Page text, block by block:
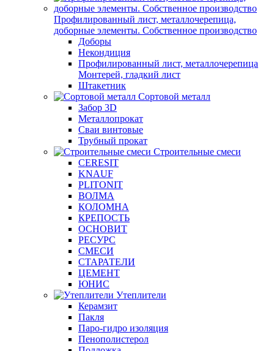
Профилированный лист, металлочерепица,
доборные элементы. Собственное производство
Доборы
Некондиция
Профилированный лист, металлочерепица
Монтерей, гладкий лист
Штакетник
Сортовой металл
Забор 3D
Металлопрокат
Сваи винтовые
Трубный прокат
Строительные смеси
CERESIT
KNAUF
PLITONIT
ВОЛМА
КОЛОМНА
КРЕПОСТЬ
ОСНОВИТ
РЕСУРС
СМЕСИ
СТАРАТЕЛИ
ЦЕМЕНТ
ЮНИС
Утеплители
Керамзит
Пакля
Паро-гидро изоляция
Пенополистерол